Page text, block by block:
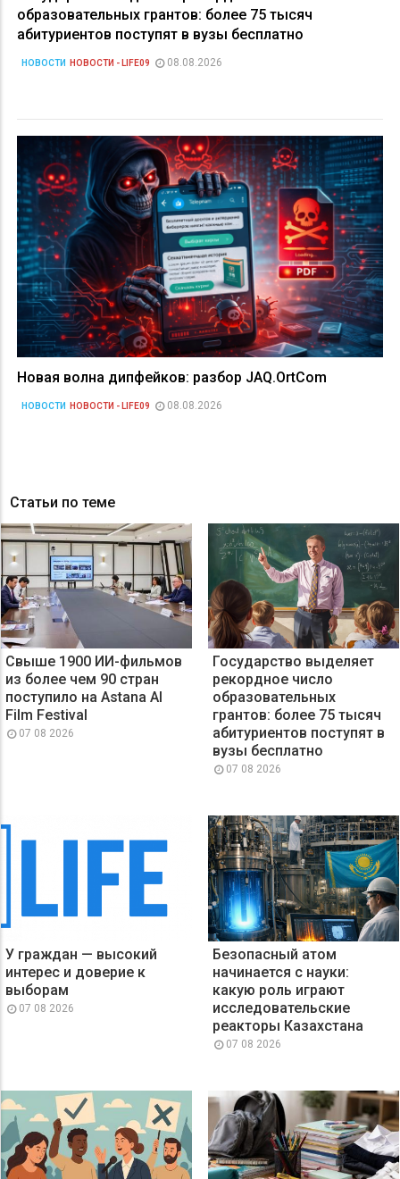
образовательных грантов: более 75 тысяч
абитуриентов поступят в вузы бесплатно
НОВОСТИ НОВОСТИ - LIFE09 08.08.2026
Новая волна дипфейков: разбор JAQ.OrtCom
НОВОСТИ НОВОСТИ - LIFE09 08.08.2026
Статьи по теме
Свыше 1900 ИИ-фильмов
из более чем 90 стран
поступило на Astana AI
Film Festival
07 08 2026
Государство выделяет
рекордное число
образовательных
грантов: более 75 тысяч
абитуриентов поступят в
вузы бесплатно
07 08 2026
У граждан — высокий
интерес и доверие к
выборам
07 08 2026
Безопасный атом
начинается с науки:
какую роль играют
исследовательские
реакторы Казахстана
07 08 2026